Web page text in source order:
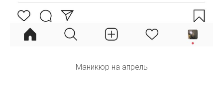
Маникюр на апрель